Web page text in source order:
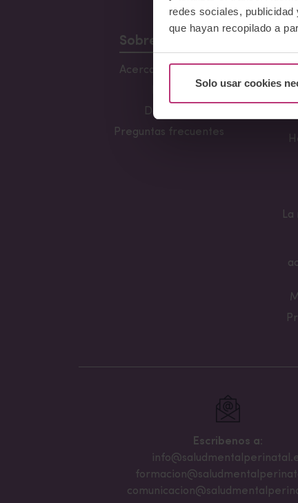
redes sociales,
que hayan recopilado a
Solo usar cookies
Sobre Nosotros
Acerca del Instituto
Docentes
Preguntas frecuentes
Escribenos a: